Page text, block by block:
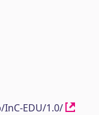
EDU/1.0/